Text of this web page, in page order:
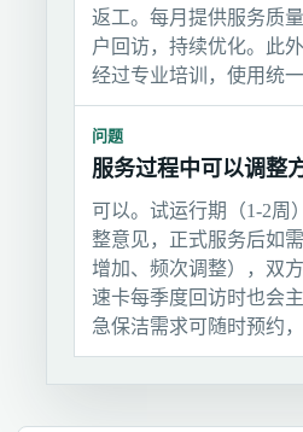
返工。每月提供服务质
户回访，持续优化。此
经过专业培训，使用统
问题
服务过程中可以调整
可以。试运行期（1-2周
整意见，正式服务后如
增加、频次调整），双
速卡每季度回访时也会
急保洁需求可随时预约